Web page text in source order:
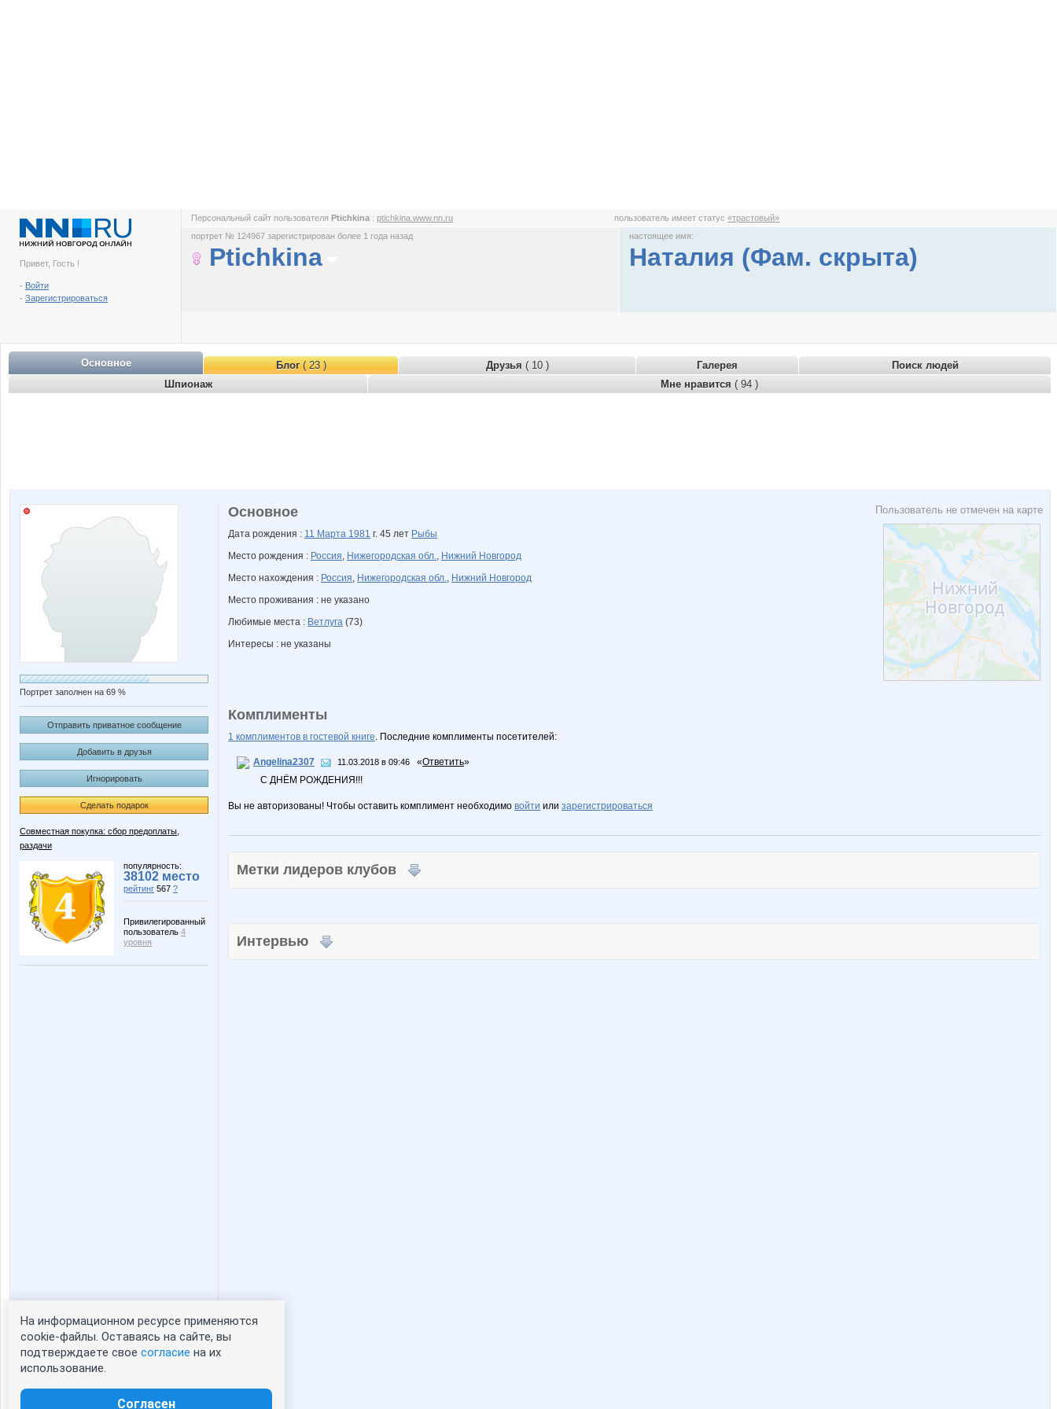
Привет, Гость !
- Войти
- Зарегистрироваться
Персональный сайт пользователя Ptichkina : ptichkina.www.nn.ru пользователь имеет статус«трастовый»
портрет № 124967 зарегистрирован более 1 года назад
Ptichkina
настоящее имя:
Наталия (Фам. скрыта)
Основное Блог( 23 ) Друзья ( 10 ) Галерея
Поиск людей
Шпионаж
Мне нравится ( 94 )
Портрет заполнен на 69 %
Отправить приватное сообщение
Добавить в друзья
Игнорировать
Сделать подарок
Совместная покупка: сбор предоплаты,
раздачи
популярность:
38102 место
рейтинг 567 ?
Привилегированный
пользователь 4
уровня
Статистика портрета:
сейчас просматривают портрет - 0
зарегистрированные пользователи
Пользователь не отмечен на карте
Основное
Дата рождения : 11 Марта 1981 г. 45 лет Рыбы
Место рождения : Россия, Нижегородская обл., Нижний Новгород
Место нахождения : Россия, Нижегородская обл., Нижний Новгород
Место проживания : не указано
Любимые места : Ветлуга (73)
Интересы : не указаны
Комплименты
1 комплиментов в гостевой книге. Последние комплименты посетителей:
Angelina2307 11.03.2018 в 09:46 «Ответить»
С ДНЁМ РОЖДЕНИЯ!!!
Вы не авторизованы! Чтобы оставить комплимент необходимо войти или зарегистрироваться
Метки лидеров клубов
Интервью
На информационном ресурсе применяются
cookie-файлы. Оставаясь на сайте, вы
подтверждаете свое согласие на их
использование.
Согласен